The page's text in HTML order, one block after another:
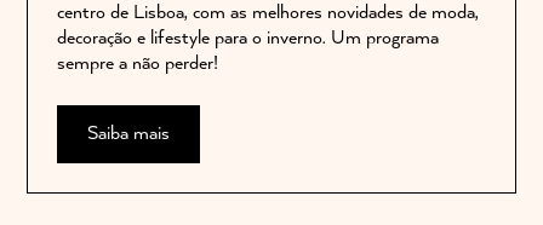
centro de Lisboa, com as melhores novidades de moda,
decoração e lifestyle para o inverno. Um programa
sempre a não perder!
Saiba mais